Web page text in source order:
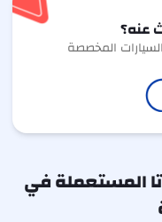
عنه؟
السيارات المخصصة
المستعملة في